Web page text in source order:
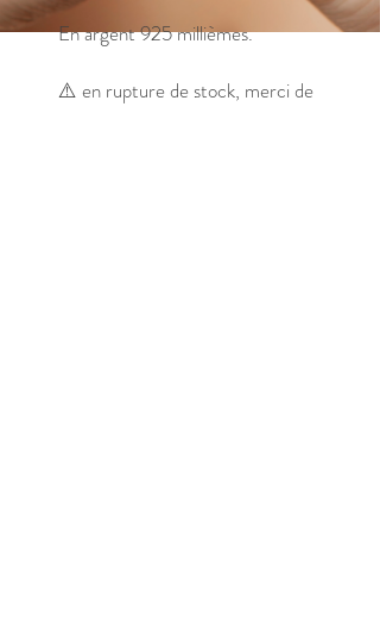
En argent 925 millièmes.
⚠️ en rupture de stock, merci de